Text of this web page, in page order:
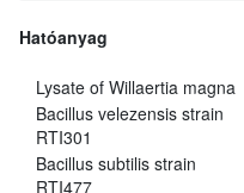
Hatóanyag
Lysate of Willaertia magna
Bacillus velezensis strain
RTI301
Bacillus subtilis strain
RTI477